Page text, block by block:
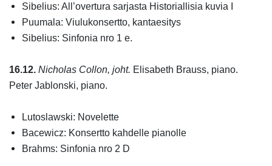
Sibelius: All’overtura sarjasta Historiallisia kuvia I
Puumala: Viulukonsertto, kantaesitys
Sibelius: Sinfonia nro 1 e.
16.12. Nicholas Collon, joht. Elisabeth Brauss, piano.
Peter Jablonski, piano.
Lutoslawski: Novelette
Bacewicz: Konsertto kahdelle pianolle
Brahms: Sinfonia nro 2 D